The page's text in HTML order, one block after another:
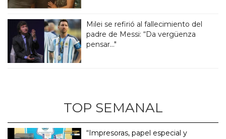
Milei se refirió al fallecimiento del
padre de Messi: “Da vergüenza
pensar..."
TOP SEMANAL
“Impresoras, papel especial y